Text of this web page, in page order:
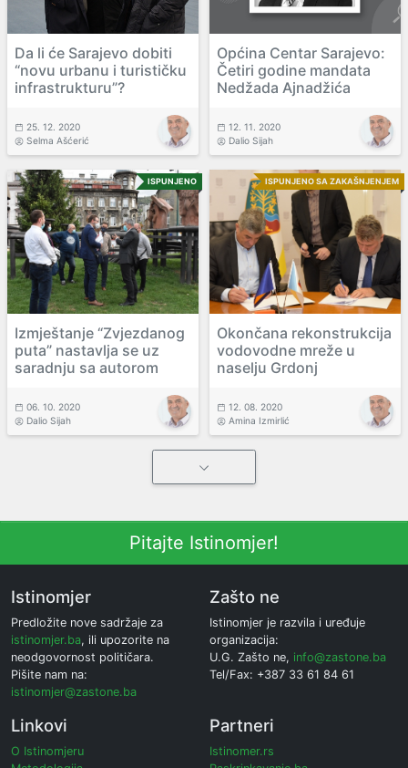
Da li će Sarajevo dobiti
“novu urbanu i turističku
infrastrukturu”?
25. 12. 2020
Selma Ašćerić
Općina Centar Sarajevo:
Četiri godine mandata
Nedžada Ajnadžića
12. 11. 2020
Dalio Sijah
ISPUNJENO
Izmještanje “Zvjezdanog
puta” nastavlja se uz
saradnju sa autorom
06. 10. 2020
Dalio Sijah
ISPUNJENO SA ZAKAŠNJENJEM
Okončana rekonstrukcija
vodovodne mreže u
naselju Grdonj
12. 08. 2020
Amina Izmirlić
Pitajte Istinomjer!
Istinomjer
Predložite nove sadržaje za
istinomjer.ba, ili upozorite na
neodgovornost političara.
Pišite nam na:
istinomjer@zastone.ba
Zašto ne
Istinomjer je razvila i uređuje
organizacija:
U.G. Zašto ne, info@zastone.ba
Tel/Fax: +387 33 61 84 61
Linkovi
O Istinomjeru
Partneri
Istinomer.rs